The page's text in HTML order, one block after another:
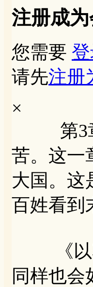
注册成
您需要
请先注册
×
第3章
苦。这一
大国。这
百姓看到
《以赛
同样也